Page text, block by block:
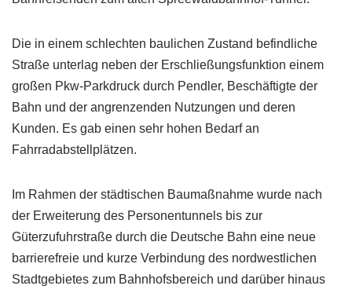
Die in einem schlechten baulichen Zustand befindliche
Straße unterlag neben der Erschließungsfunktion einem
großen Pkw-Parkdruck durch Pendler, Beschäftigte der
Bahn und der angrenzenden Nutzungen und deren
Kunden. Es gab einen sehr hohen Bedarf an
Fahrradabstellplätzen.
Im Rahmen der städtischen Baumaßnahme wurde nach
der Erweiterung des Personentunnels bis zur
Güterzufuhrstraße durch die Deutsche Bahn eine neue
barrierefreie und kurze Verbindung des nordwestlichen
Stadtgebietes zum Bahnhofsbereich und darüber hinaus